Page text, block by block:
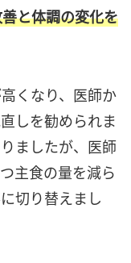
と体調の変化を
くなり、医師か
しを勧められま
ましたが、医師
主食の量を減ら
切り替えまし